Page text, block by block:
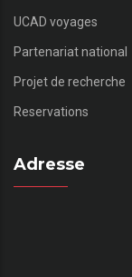
UCAD voyages
Partenariat national
Projet de recherche
Reservations
Adresse